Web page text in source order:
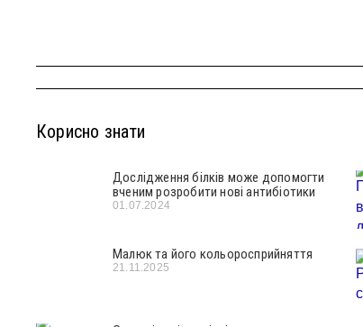
Корисно знати
Дослідження білків може допомогти
вченим розробити нові антибіотики
01.07.2024
Малюк та його кольоросприйняття
21.11.2025